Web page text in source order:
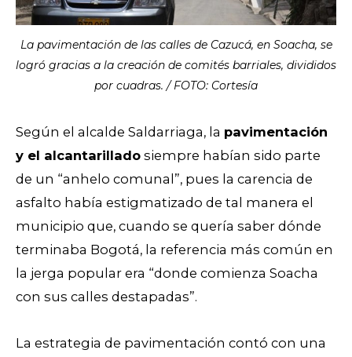
La pavimentación de las calles de Cazucá, en Soacha, se
logró gracias a la creación de comités barriales, divididos
por cuadras. / FOTO: Cortesía
Según el alcalde Saldarriaga, la pavimentación
y el alcantarillado siempre habían sido parte
de un “anhelo comunal”, pues la carencia de
asfalto había estigmatizado de tal manera el
municipio que, cuando se quería saber dónde
terminaba Bogotá, la referencia más común en
la jerga popular era “donde comienza Soacha
con sus calles destapadas”.
La estrategia de pavimentación contó con una